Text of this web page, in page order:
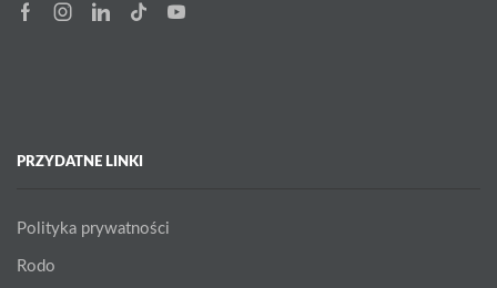
FacebookInstagram
Linkedin
Tik-
Youtube
PRZYDATNE LINKI
Polityka prywatności
Rodo